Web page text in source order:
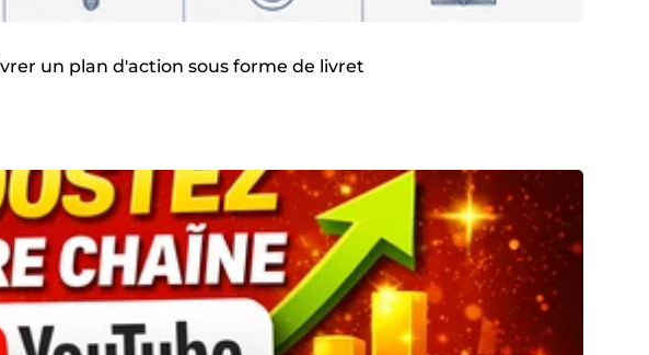
un plan d'action sous forme de livret